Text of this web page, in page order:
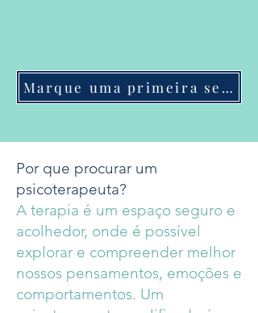
Marque uma primeira sessão
Por que procurar um
psicoterapeuta?
A terapia é um espaço seguro e
acolhedor, onde é possível
explorar e compreender melhor
nossos pensamentos, emoções e
comportamentos. Um